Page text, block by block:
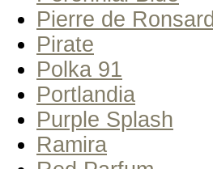
Pierre de Ronsard
Pirate
Polka 91
Portlandia
Purple Splash
Ramira